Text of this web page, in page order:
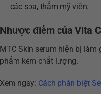
các spa, thẩm mỹ viện.
Nhược điểm của Vita C
MTC Skin serum hiện bị làm
phẩm kém chất lượng.
Xem ngay: Cách phân biệt